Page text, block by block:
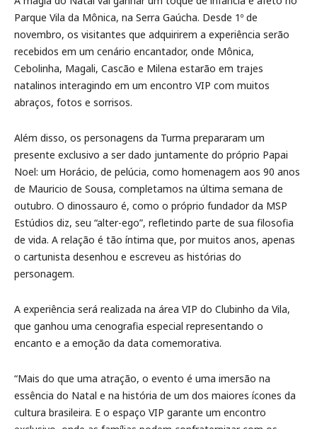
Parque Vila da Mônica, na Serra Gaúcha. Desde 1º de
novembro, os visitantes que adquirirem a experiência serão
recebidos em um cenário encantador, onde Mônica,
Cebolinha, Magali, Cascão e Milena estarão em trajes
natalinos interagindo em um encontro VIP com muitos
abraços, fotos e sorrisos.
Além disso, os personagens da Turma prepararam um
presente exclusivo a ser dado juntamente do próprio Papai
Noel: um Horácio, de pelúcia, como homenagem aos 90 anos
de Mauricio de Sousa, completamos na última semana de
outubro. O dinossauro é, como o próprio fundador da MSP
Estúdios diz, seu “alter-ego”, refletindo parte de sua filosofia
de vida. A relação é tão íntima que, por muitos anos, apenas
o cartunista desenhou e escreveu as histórias do
personagem.
A experiência será realizada na área VIP do Clubinho da Vila,
que ganhou uma cenografia especial representando o
encanto e a emoção da data comemorativa.
“Mais do que uma atração, o evento é uma imersão na
essência do Natal e na história de um dos maiores ícones da
cultura brasileira. E o espaço VIP garante um encontro